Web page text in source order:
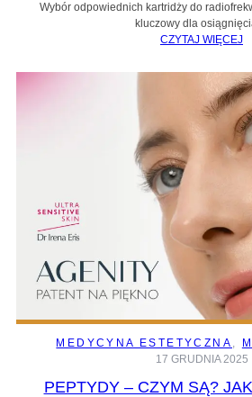
Wybór odpowiednich kartridży do
kluczowy dla
CZYTAJ WIĘCEJ
MEDYCYNA ESTETYCZNA ,
17 GRUDNIA 2025
PEPTYDY – CZYM SĄ?